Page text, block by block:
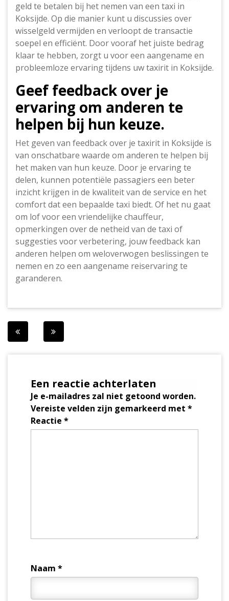
geld te betalen bij het nemen van een taxi in
Koksijde. Op die manier kunt u discussies over
wisselgeld vermijden en verloopt de transactie
soepel en efficiënt. Door vooraf het juiste bedrag
klaar te hebben, zorgt u voor een aangename en
probleemloze ervaring tijdens uw taxirit in Koksijde.
Geef feedback over je
ervaring om anderen te
helpen bij hun keuze.
Het geven van feedback over je taxirit in Koksijde is
van onschatbare waarde om anderen te helpen bij
het maken van hun keuze. Door je ervaring te
delen, kunnen potentiële passagiers een beter
inzicht krijgen in de kwaliteit van de service en het
comfort dat een bepaalde taxi biedt. Of het nu gaat
om lof voor een vriendelijke chauffeur,
opmerkingen over de netheid van de taxi of
suggesties voor verbetering, jouw feedback kan
anderen helpen om weloverwogen beslissingen te
nemen en zo een aangename reiservaring te
garanderen.
Berichtnavigatie
Een reactie achterlaten
Je e-mailadres zal niet getoond worden.
Vereiste velden zijn gemarkeerd met *
Reactie *
Naam *